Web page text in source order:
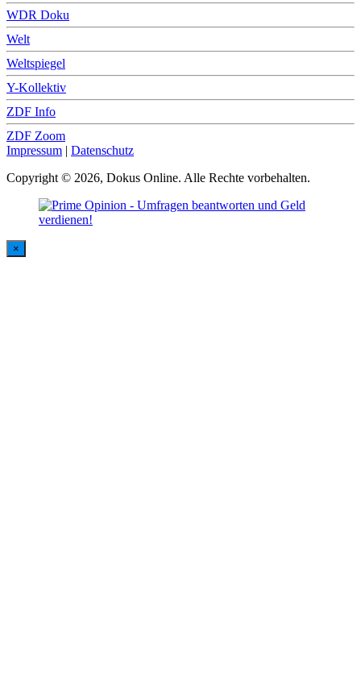
WDR Doku
Welt
Weltspiegel
Y-Kollektiv
ZDF Info
ZDF Zoom
Impressum | Datenschutz
Copyright © 2026, Dokus Online. Alle Rechte vorbehalten.
×